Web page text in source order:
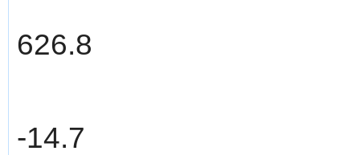
626.8
-14.7